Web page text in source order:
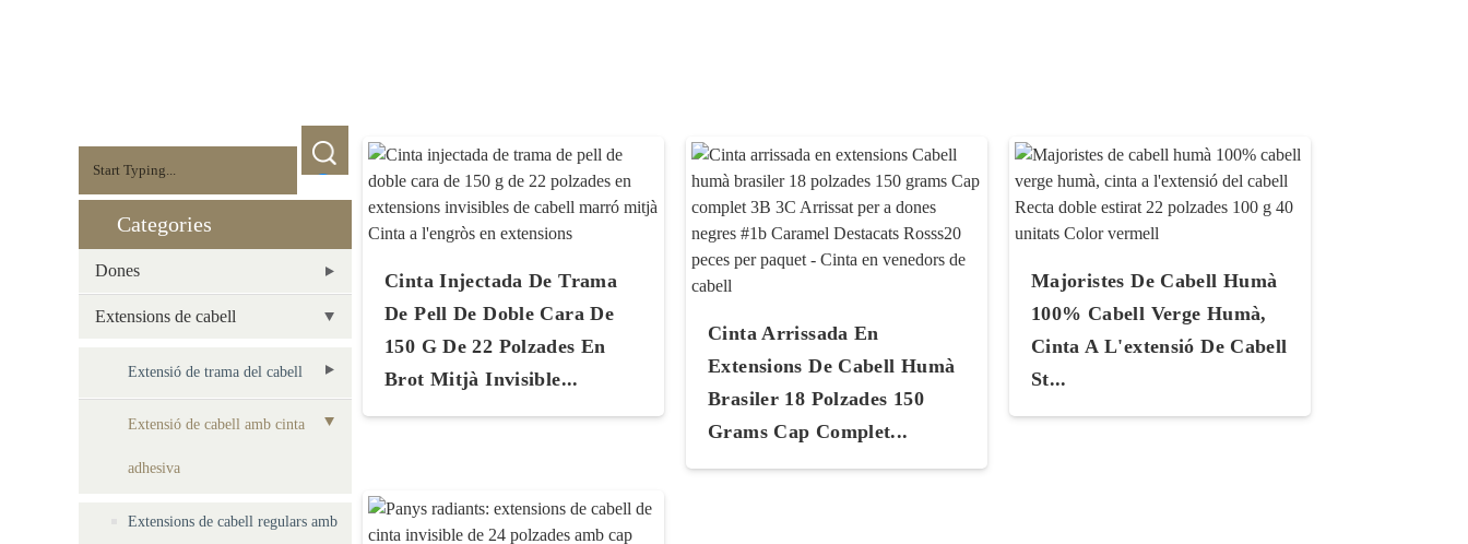
Categories
Dones
Extensions de cabell
Extensió de trama del cabell
Extensió de cabell amb cinta
adhesiva
Extensions de cabell regulars amb
Cinta Injectada De Trama
De Pell De Doble Cara De
150 G De 22 Polzades En
Brot Mitjà Invisible...
Cinta Arrissada En
Extensions De Cabell Humà
Brasiler 18 Polzades 150
Grams Cap Complet...
Majoristes De Cabell Humà
100% Cabell Verge Humà,
Cinta A L'extensió De Cabell
St...